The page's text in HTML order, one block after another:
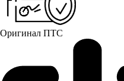
Оригинал ПТС